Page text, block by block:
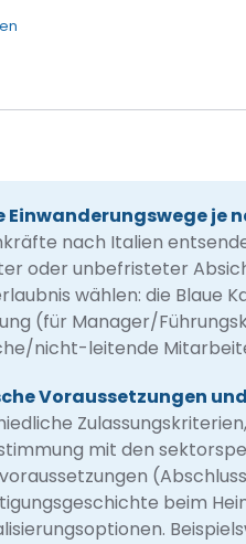
Einwanderungswege je
nach Italien
oder unbefristeter
wählen: die Blaue
(für Manager/
nicht-leitende
Voraussetzungen
mit den
beim